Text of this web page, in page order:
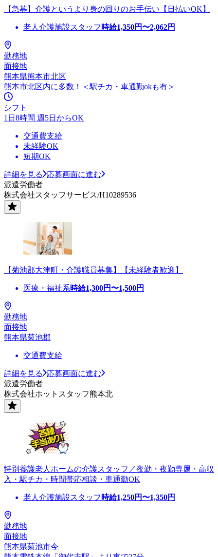
【急募】介護というより身の回りのお手伝い【日払いOK】
老人介護施設スタッフ 時給1,350円〜2,062円
勤務地
面接地
熊本県熊本市北区
熊本市北区内に多数！＜駅チカ・車通勤okも有＞
シフト
1日8時間 週5日からOK
交通費支給
未経験OK
短期OK
詳細を見る
応募画面に進む
派遣労働者
株式会社スタッフサービス/H10289536
【菊池郡大津町・介護職員募集】【未経験者歓迎】
医療・福祉系時給1,300円〜1,500円
勤務地
面接地
熊本県菊池郡
交通費支給
詳細を見る
応募画面に進む
派遣労働者
株式会社ホットスタッフ熊本北
特別養護老人ホームの介護スタッフ／夜勤・夜勤専属・高収
入・駅チカ・時間帯応相談・車通勤OK
老人介護施設スタッフ 時給1,250円〜1,350円
勤務地
面接地
熊本県菊池市今